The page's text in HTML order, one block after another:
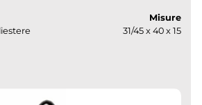
Misure
31/45 x 40 x 15